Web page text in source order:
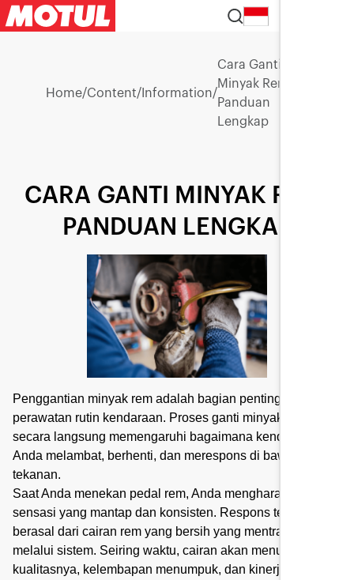
Home/Content/ Information/
Cara Ganti
Minyak Rem:
Panduan
Lengkap
CARA GANTI MINYAK REM:
PANDUAN LENGKAP
Penggantian minyak rem adalah bagian penting dari
perawatan rutin kendaraan. Proses ganti minyak rem ini
secara langsung memengaruhi bagaimana kendaraan
Anda melambat, berhenti, dan merespons di bawah
tekanan.
Saat Anda menekan pedal rem, Anda mengharapkan
sensasi yang mantap dan konsisten. Respons tersebut
berasal dari cairan rem yang bersih yang mentransfer gaya
melalui sistem. Seiring waktu, cairan akan menurun
kualitasnya, kelembapan menumpuk, dan kinerja